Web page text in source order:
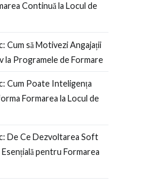
Continuă la Locul de
Cum să Motivezi Angajații
la Programele de Formare
Cum Poate Inteligența
Formarea la Locul de
De Ce Dezvoltarea Soft
pentru Formarea